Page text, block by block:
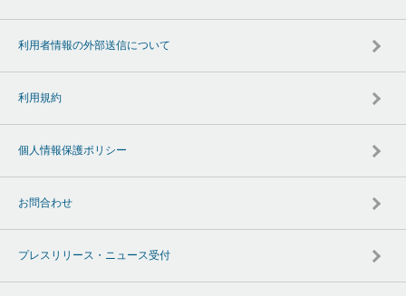
利用者情報の外部送信について
利用規約
個人情報保護ポリシー
お問合わせ
プレスリリース・ニュース受付